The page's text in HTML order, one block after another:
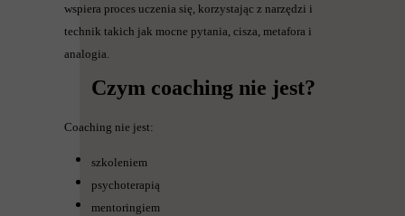
wspiera proces uczenia się, korzystając z narzędzi i
technik takich jak mocne pytania, cisza, metafora i
analogia.
Czym coaching nie jest?
Coaching nie jest:
szkoleniem
psychoterapią
mentoringiem